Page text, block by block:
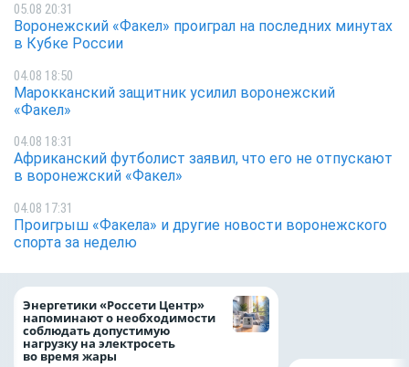
05.08 20:31
Воронежский «Факел» проиграл на последних минутах
в Кубке России
04.08 18:50
Марокканский защитник усилил воронежский
«Факел»
04.08 18:31
Африканский футболист заявил, что его не отпускают
в воронежский «Факел»
04.08 17:31
Проигрыш «Факела» и другие новости воронежского
спорта за неделю
Энергетики «Россети Центр»
напоминают о необходимости
соблюдать допустимую
нагрузку на электросеть
во время жары